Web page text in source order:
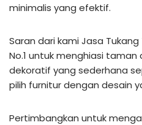
minimalis yang efektif.
Saran dari kami Jasa
No.1 untuk menghiasi
dekoratif yang sederhana
pilih furnitur dengan desain
Pertimbangkan untuk